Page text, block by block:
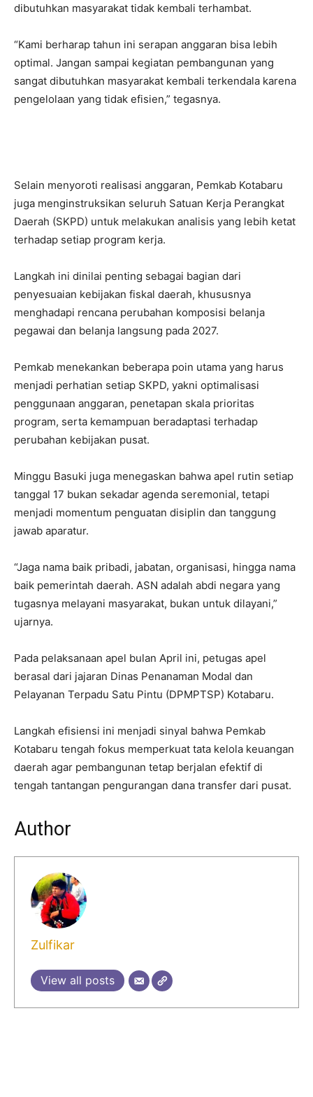
dibutuhkan masyarakat tidak kembali terhambat.
“Kami berharap tahun ini serapan anggaran bisa lebih
optimal. Jangan sampai kegiatan pembangunan yang
sangat dibutuhkan masyarakat kembali terkendala karena
pengelolaan yang tidak efisien,” tegasnya.
Selain menyoroti realisasi anggaran, Pemkab Kotabaru
juga menginstruksikan seluruh Satuan Kerja Perangkat
Daerah (SKPD) untuk melakukan analisis yang lebih ketat
terhadap setiap program kerja.
Langkah ini dinilai penting sebagai bagian dari
penyesuaian kebijakan fiskal daerah, khususnya
menghadapi rencana perubahan komposisi belanja
pegawai dan belanja langsung pada 2027.
Pemkab menekankan beberapa poin utama yang harus
menjadi perhatian setiap SKPD, yakni optimalisasi
penggunaan anggaran, penetapan skala prioritas
program, serta kemampuan beradaptasi terhadap
perubahan kebijakan pusat.
Minggu Basuki juga menegaskan bahwa apel rutin setiap
tanggal 17 bukan sekadar agenda seremonial, tetapi
menjadi momentum penguatan disiplin dan tanggung
jawab aparatur.
“Jaga nama baik pribadi, jabatan, organisasi, hingga nama
baik pemerintah daerah. ASN adalah abdi negara yang
tugasnya melayani masyarakat, bukan untuk dilayani,”
ujarnya.
Pada pelaksanaan apel bulan April ini, petugas apel
berasal dari jajaran Dinas Penanaman Modal dan
Pelayanan Terpadu Satu Pintu (DPMPTSP) Kotabaru.
Langkah efisiensi ini menjadi sinyal bahwa Pemkab
Kotabaru tengah fokus memperkuat tata kelola keuangan
daerah agar pembangunan tetap berjalan efektif di
tengah tantangan pengurangan dana transfer dari pusat.
Author
Zulfikar
View all posts